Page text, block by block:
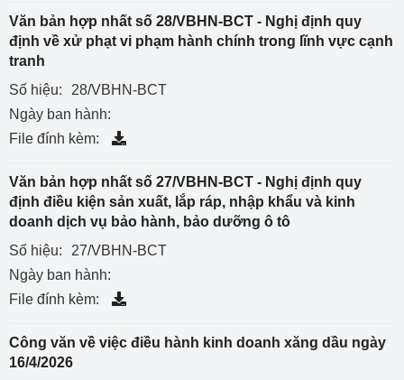
Văn bản hợp nhất số 28/VBHN-BCT - Nghị định quy
định về xử phạt vi phạm hành chính trong lĩnh vực cạnh
tranh
Số hiệu:
28/VBHN-BCT
Ngày ban hành:
File đính kèm:
Văn bản hợp nhất số 27/VBHN-BCT - Nghị định quy
định điều kiện sản xuất, lắp ráp, nhập khẩu và kinh
doanh dịch vụ bảo hành, bảo dưỡng ô tô
Số hiệu:
27/VBHN-BCT
Ngày ban hành:
File đính kèm:
Công văn về việc điều hành kinh doanh xăng dầu ngày
16/4/2026